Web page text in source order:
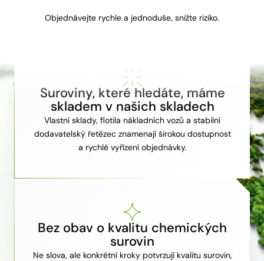
Objednávejte rychle a jednoduše, snižte riziko.
Suroviny, které hledáte, máme
skladem v našich skladech
Vlastní sklady, flotila nákladních vozů a stabilní
dodavatelský řetězec znamenají širokou dostupnost
a rychlé vyřízení objednávky.
Bez obav o kvalitu chemických
surovin
Ne slova, ale konkrétní kroky potvrzují kvalitu surovin,